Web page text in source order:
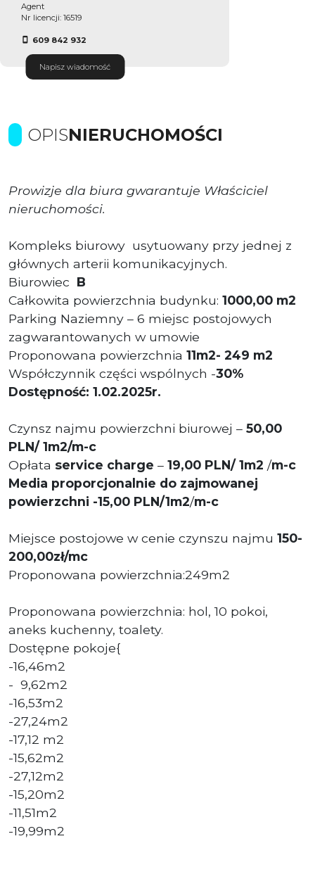
Agent
Nr licencji: 16519
609 842 932
Napisz wiadomość
OPISNIERUCHOMOŚCI
Prowizje dla biura gwarantuje Właściciel
nieruchomości.
Kompleks biurowy usytuowany przy jednej z
głównych arterii komunikacyjnych.
Biurowiec B
Całkowita powierzchnia budynku: 1000,00 m2
Parking Naziemny – 6 miejsc postojowych
zagwarantowanych w umowie
Proponowana powierzchnia 11m2- 249 m2
Współczynnik części wspólnych -30%
Dostępność: 1.02.2025r.
Czynsz najmu powierzchni biurowej – 50,00
PLN/ 1m2/m-c
Opłata service charge – 19,00 PLN/ 1m2 /m-c
Media proporcjonalnie do zajmowanej
powierzchni -15,00 PLN/1m2/m-c
Miejsce postojowe w cenie czynszu najmu 150-
200,00zł/mc
Proponowana powierzchnia:249m2
Proponowana powierzchnia: hol, 10 pokoi,
aneks kuchenny, toalety.
Dostępne pokoje{
-16,46m2
- 9,62m2
-16,53m2
-27,24m2
-17,12 m2
-15,62m2
-27,12m2
-15,20m2
-11,51m2
-19,99m2